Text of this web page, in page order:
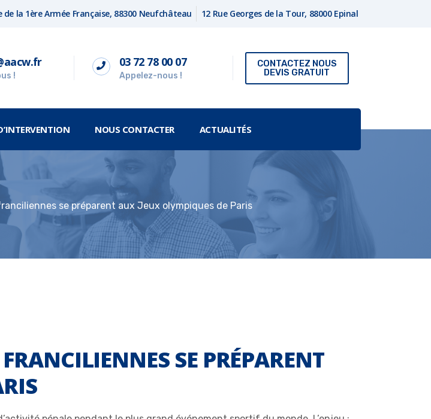
de la 1ère Armée Française, 88300 Neufchâteau 12 Rue Georges de la Tour, 88000 Epinal
!
03 72 78 00 07
Appelez-nous !
CONTACTEZ NOUS
DEVIS GRATUIT
NOUS CONTACTER ACTUALITÉS
se préparent aux Jeux olympiques de Paris
SE PRÉPARENT